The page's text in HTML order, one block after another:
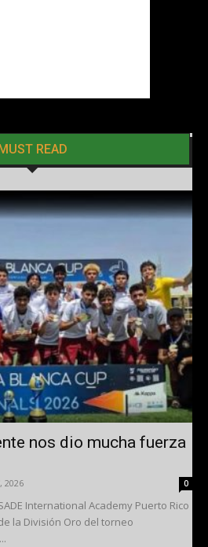
READ
nos dio mucha fuerza
2026 0
International Academy Puerto Rico
la División Oro del torneo